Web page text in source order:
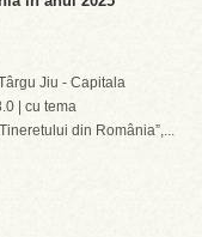
Jiu - Capitala
| cu tema
din România”,...